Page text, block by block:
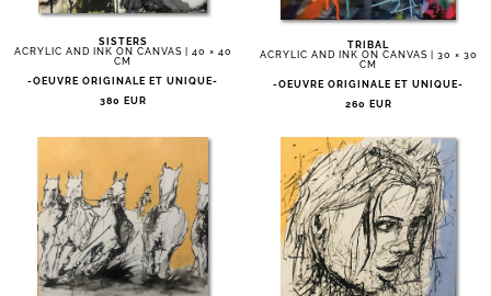
SISTERS
ACRYLIC AND INK ON CANVAS | 40 × 40
CM
-OEUVRE ORIGINALE ET UNIQUE-
380 EUR
TRIBAL
ACRYLIC AND INK ON CANVAS | 30 × 30
CM
-OEUVRE ORIGINALE ET UNIQUE-
260 EUR